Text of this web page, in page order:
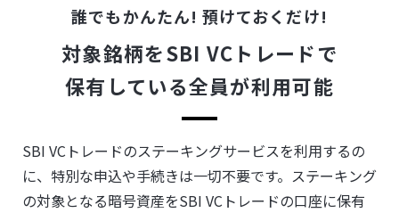
誰でもかんたん! 預けておくだけ!
対象銘柄をSBI VCトレードで
保有している全員が利用可能
SBI VCトレードのステーキングサービスを利用するの
に、特別な申込や手続きは一切不要です。ステーキング
の対象となる暗号資産をSBI VCトレードの口座に保有